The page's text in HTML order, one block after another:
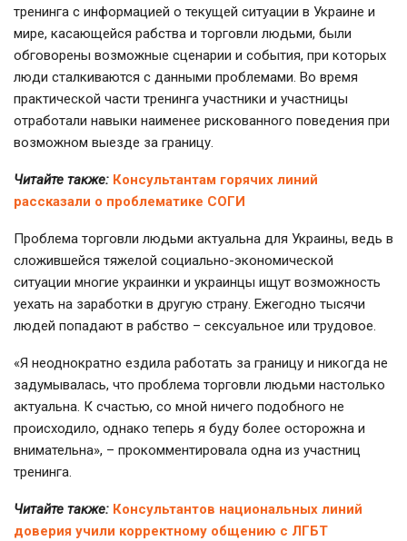
тренинга с информацией о текущей ситуации в Украине и
мире, касающейся рабства и торговли людьми, были
обговорены возможные сценарии и события, при которых
люди сталкиваются с данными проблемами. Во время
практической части тренинга участники и участницы
отработали навыки наименее рискованного поведения при
возможном выезде за границу.
Читайте также: Консультантам горячих линий
рассказали о проблематике СОГИ
Проблема торговли людьми актуальна для Украины, ведь в
сложившейся тяжелой социально-экономической
ситуации многие украинки и украинцы ищут возможность
уехать на заработки в другую страну. Ежегодно тысячи
людей попадают в рабство – сексуальное или трудовое.
«Я неоднократно ездила работать за границу и никогда не
задумывалась, что проблема торговли людьми настолько
актуальна. К счастью, со мной ничего подобного не
происходило, однако теперь я буду более осторожна и
внимательна», – прокомментировала одна из участниц
тренинга.
Читайте также: Консультантов национальных линий
доверия учили корректному общению с ЛГБТ